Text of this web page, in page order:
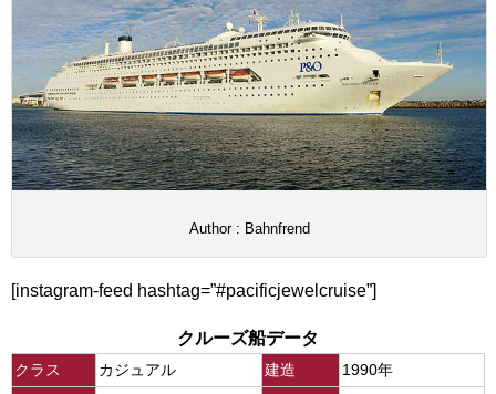
Author : Bahnfrend
[instagram-feed hashtag=”#pacificjewelcruise”]
クルーズ船データ
クラス カジュアル 建造
1990年